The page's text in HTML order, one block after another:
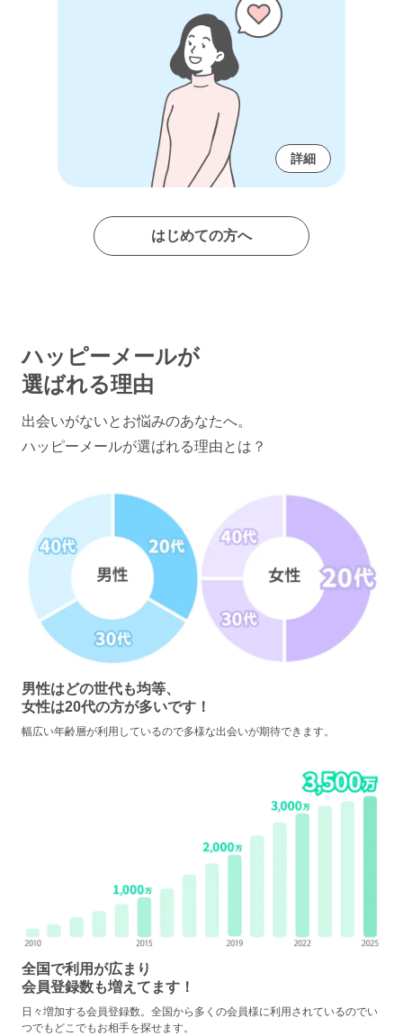
詳細
はじめての方へ
ハッピーメールが
選ばれる理由
出会いがないとお悩みのあなたへ。
ハッピーメールが選ばれる理由とは？
男性はどの世代も均等、
女性は20代の方が多いです！
幅広い年齢層が利用しているので多様な出会いが期待できます。
全国で利用が広まり
会員登録数も増えてます！
日々増加する会員登録数。全国から多くの会員様に利用されているのでい
つでもどこでもお相手を探せます。